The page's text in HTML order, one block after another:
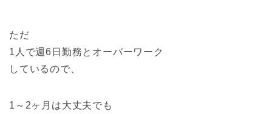
ただ
1人で週6日勤務とオーバーワーク
しているので、
1～2ヶ月は大丈夫でも